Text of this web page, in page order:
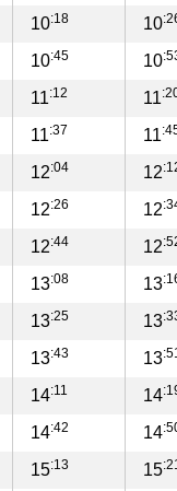
10:18 10
10:45 10
11:12 11
11:37 11
12:04 12
12:26 12
12:44 12
13:08 13
13:25 13
13:43 13
14:11 14
14:42 14
15:13 15